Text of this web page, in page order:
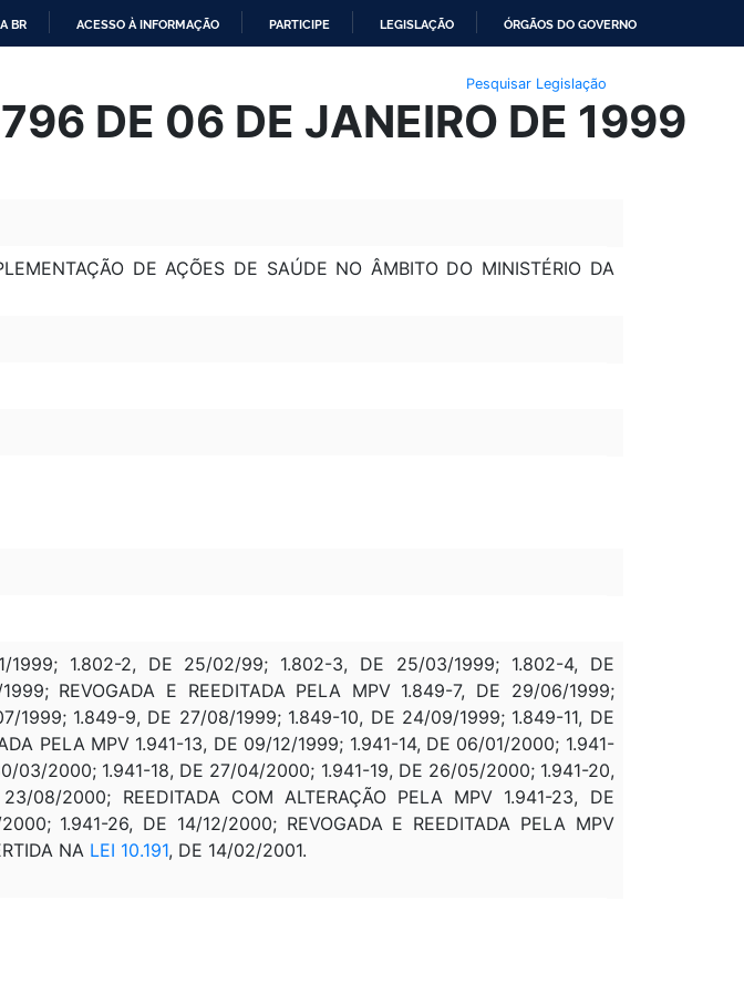
O
CONTEÚDO
BR ACESSO À INFORMAÇÃO PARTICIPE LEGISLAÇÃO ÓRGÃOS DO GOVERNO
Pesquisar Legislação
DE 06 DE JANEIRO DE 1999
DE AÇÕES DE SAÚDE NO ÂMBITO DO MINISTÉRIO DA
1999; 1.802-2, DE 25/02/99; 1.802-3, DE 25/03/1999; 1.802-4, DE
REVOGADA E REEDITADA PELA MPV 1.849-7, DE 29/06/1999;
1999; 1.849-9, DE 27/08/1999; 1.849-10, DE 24/09/1999; 1.849-11, DE
PELA MPV 1.941-13, DE 09/12/1999; 1.941-14, DE 06/01/2000; 1.941-
03/2000; 1.941-18, DE 27/04/2000; 1.941-19, DE 26/05/2000; 1.941-20,
08/2000; REEDITADA COM ALTERAÇÃO PELA MPV 1.941-23, DE
1.941-26, DE 14/12/2000; REVOGADA E REEDITADA PELA MPV
NA LEI 10.191, DE 14/02/2001.